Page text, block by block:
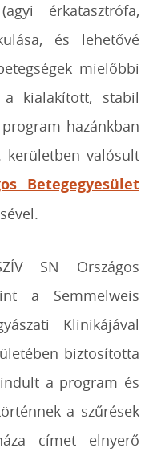
érkatasztrófa,
és lehetővé
mielőbbi
a kialakított, stabil
hazánkban
kerületben valósult
Betegegyesület
SN Országos
a Semmelweis
Klinikájával
biztosította
a program és
a szűrések
címet elnyerő